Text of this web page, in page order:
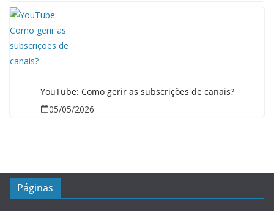
YouTube: Como gerir as subscrições de canais?
05/05/2026
Páginas